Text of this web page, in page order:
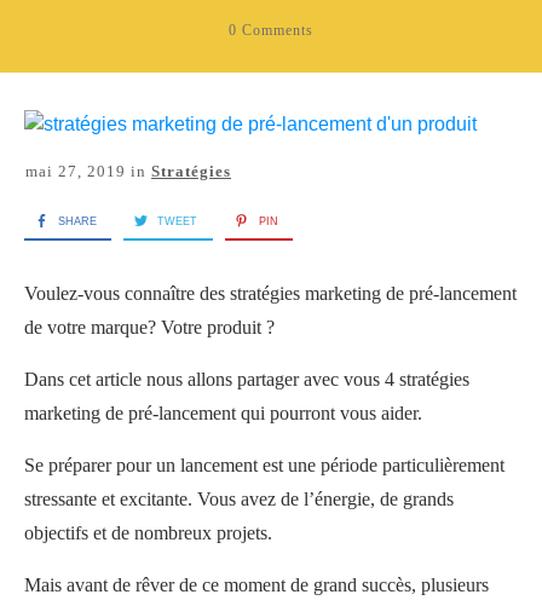
0 Comments
mai 27, 2019 in Stratégies
SHARE TWEET PIN
Voulez-vous connaître des stratégies marketing de pré-lancement
de votre marque? Votre produit ?
Dans cet article nous allons partager avec vous 4 stratégies
marketing de pré-lancement qui pourront vous aider.
Se préparer pour un lancement est une période particulièrement
stressante et excitante. Vous avez de l’énergie, de grands
objectifs et de nombreux projets.
Mais avant de rêver de ce moment de grand succès, plusieurs